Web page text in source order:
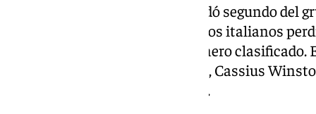
Por su parte, el rival cajista quedó segundo del
Manresa y Aliaga Petkimspor. Los italianos
Laguna Tenerife, que fue el primero
jugadores como Kenneth Faried, Cassius
jugadores con mejor valoración.